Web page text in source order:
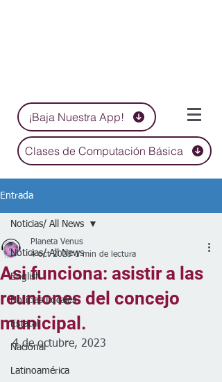
¡Baja Nuestra App!
Clases de Computación Básica
Entrada
Noticias/ All News
English
Noticias Locales
Estatal
Nacional
Latinoamérica
Noticias/ All News
Asi funciona: asistir a las
reuniones del concejo
municipal.
Planeta Venus
4 oct 2023 1 min de lectura
4 de octubre, 2023